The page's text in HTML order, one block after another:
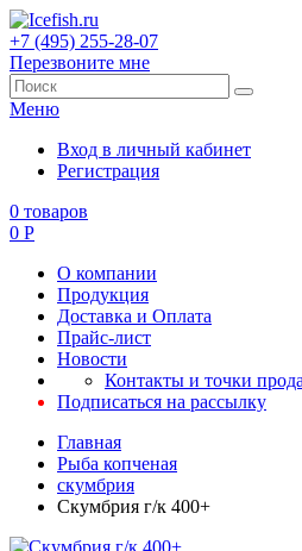
+7 (495) 255-28-07
Перезвоните мне
Меню
Вход в личный кабинет
Регистрация
0 товаров
0 Р
О компании
Продукция
Доставка и Оплата
Прайс-лист
Новости
Контакты и точки
Подписаться на рассылку
Главная
Рыба копченая
скумбрия
Скумбрия г/к 400+